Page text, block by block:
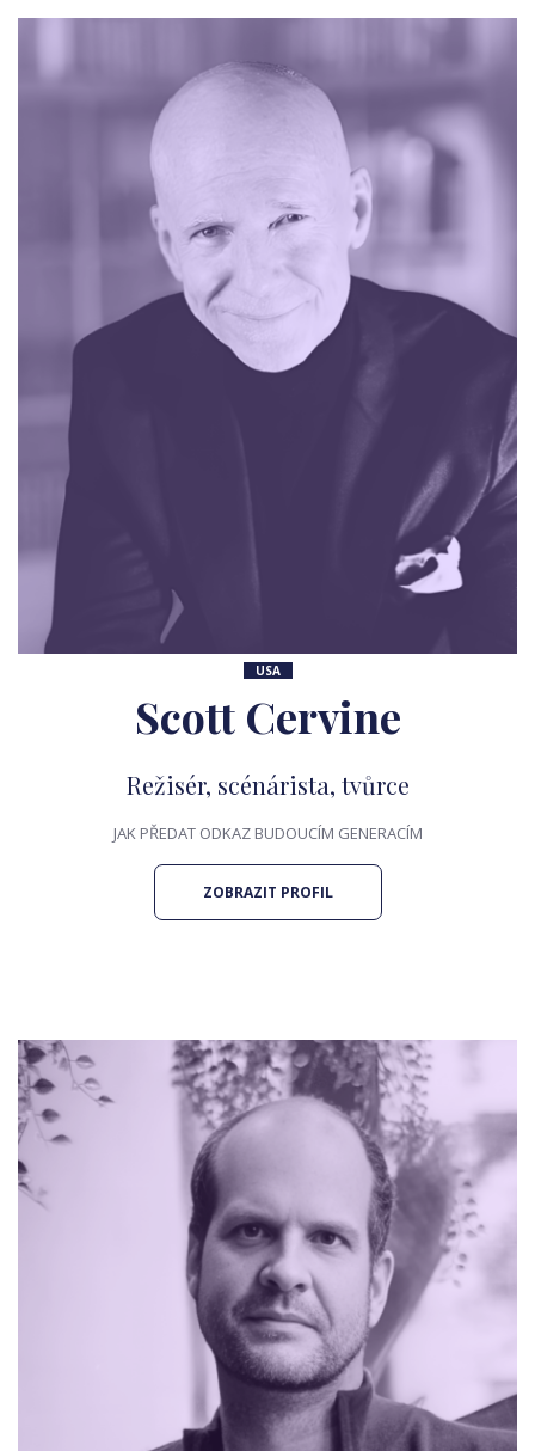
USA
Scott Cervine
Režisér, scénárista, tvůrce
JAK PŘEDAT ODKAZ BUDOUCÍM GENERACÍM
ZOBRAZIT PROFIL